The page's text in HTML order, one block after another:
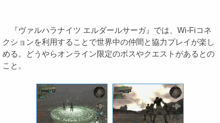
『ヴァルハラナイツ エルダールサーガ』では、Wi-Fiコネ
クションを利用することで世界中の仲間と協力プレイが楽し
める。どうやらオンライン限定のボスやクエストがあるとの
こと。